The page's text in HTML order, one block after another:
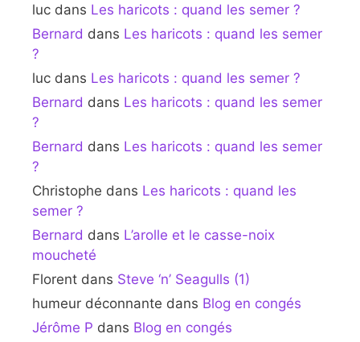
luc dans Les haricots : quand les semer ?
Bernard dans Les haricots : quand les semer
?
luc dans Les haricots : quand les semer ?
Bernard dans Les haricots : quand les semer
?
Bernard dans Les haricots : quand les semer
?
Christophe dans Les haricots : quand les
semer ?
Bernard dans L’arolle et le casse-noix
moucheté
Florent dans Steve ‘n’ Seagulls (1)
humeur déconnante dans Blog en congés
Jérôme P dans Blog en congés